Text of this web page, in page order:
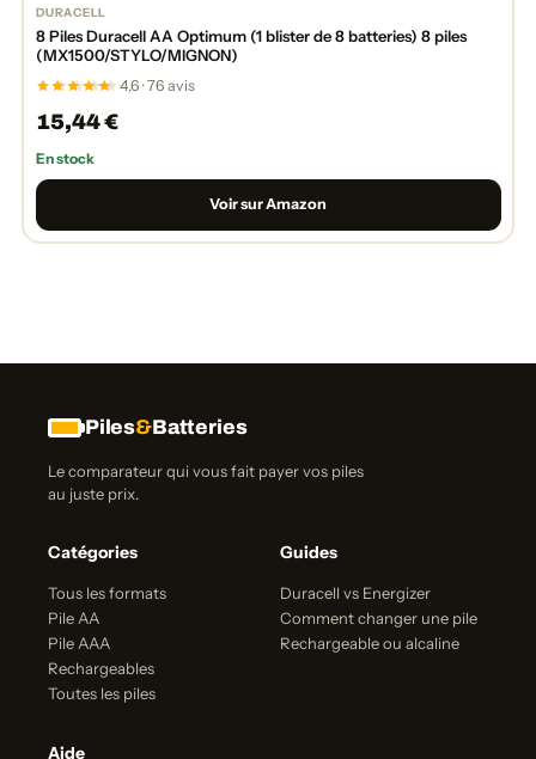
DURACELL
8 Piles Duracell AA Optimum (1 blister de 8 batteries) 8 piles
(MX1500/STYLO/MIGNON)
4,6 · 76 avis
15,44 €
En stock
Voir sur Amazon
Piles&Batteries
Le comparateur qui vous fait payer vos piles
au juste prix.
Catégories
Tous les formats
Pile AA
Pile AAA
Rechargeables
Toutes les piles
Guides
Duracell vs Energizer
Comment changer une pile
Rechargeable ou alcaline
Aide